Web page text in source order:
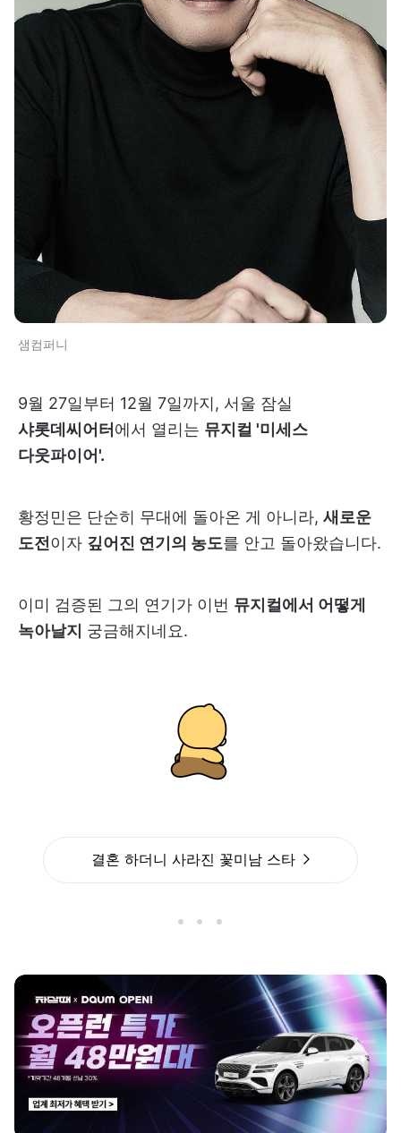
샘컴퍼니
9월 27일부터 12월 7일까지, 서울 잠실
샤롯데씨어터 에서 열리는 뮤지컬 '미세스
다웃파이어'.
황정민은 단순히 무대에 돌아온 게 아니라, 새로운
도전 이자 깊어진 연기의 농도를 안고 돌아왔습니다.
이미 검증된 그의 연기가 이번 뮤지컬에서 어떻게
녹아날지 궁금해지네요.
결혼 하더니 사라진 꽃미남 스타